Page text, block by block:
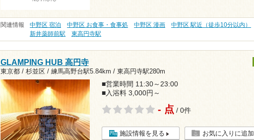
関連情報 中野区 宿泊 中野区 お食事・食事処 中野区 漫画 中野区 駅近（徒歩10分以内）
新井薬師前駅
東高円寺駅
GLAMPING HUB 高円寺
東京都 / 杉並区 / 練馬高野台駅5.84km / 東高円寺駅280m
■営業時間 11:30～23:00
■入浴料 3,000円～
- 点 / 0件
施設情報を見る お気に入りに追加